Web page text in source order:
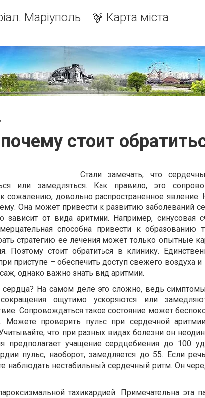
Маріуполь Карта міста
стоит
Стали замечать, что
или замедляться. Как правило, это
сожалению, довольно распространенное явление.
Она может привести к развитию заболеваний
зависит от вида аритмии. Например, синусовая
способна привести к образованию
стратегию ее лечения может только опытные
Поэтому стоит обратиться в клинику.
приступе – обеспечить доступ свежего воздуха и
однако важно знать вид аритмии.
На самом деле это сложно, ведь
ощутимо ускоряются или
Сопровождаться такое состояние может
Можете проверить пульс при сердечной
что при разных видах болезни он
предполагает учащение сердцебиения до 100
пульс, наоборот, замедляется до 55. Если
наблюдать нестабильный сердечный ритм. Он
тахикардией. Примечательна эта